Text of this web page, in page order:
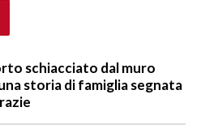
schiacciato dal muro
storia di famiglia segnata